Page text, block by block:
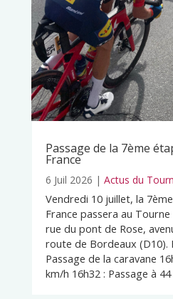
Passage de la 7ème
France
6 Juil 2026 | Actus du
Vendredi 10 juillet, la
France passera au
rue du pont de Rose,
route de Bordeaux (D10).
Passage de la caravane
km/h 16h32 : Passage à